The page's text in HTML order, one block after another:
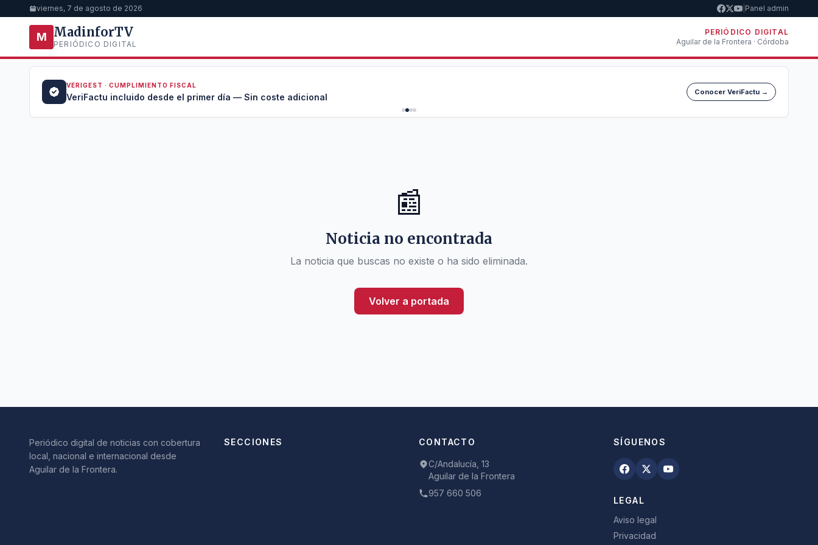
viernes, 7 de agosto de 2026 Panel admin
M MadinforTV
PERIÓDICO DIGITAL
PERIÓDICO DIGITAL
Aguilar de la Frontera · Córdoba
VERIGEST · CUMPLIMIENTO FISCAL
VeriFactu incluido desde el primer día — Sin coste adicional Conocer VeriFactu →
📰
Noticia no encontrada
La noticia que buscas no existe o ha sido eliminada.
Volver a portada
Periódico digital de noticias con cobertura
local, nacional e internacional desde
Aguilar de la Frontera.
SECCIONES CONTACTO
C/Andalucía, 13
Aguilar de la Frontera
957 660 506
SÍGUENOS
LEGAL
Aviso legal
Privacidad